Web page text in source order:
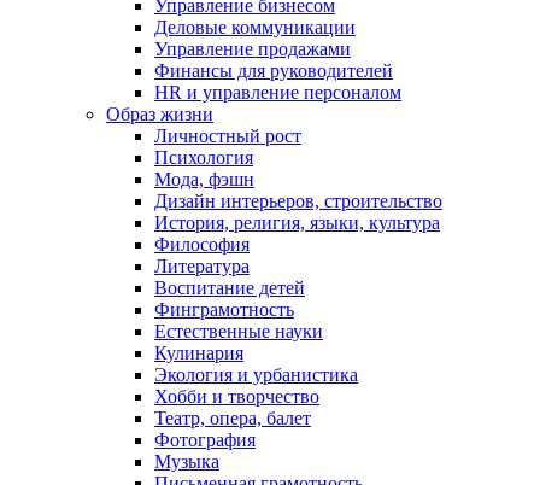
Управление бизнесом
Деловые коммуникации
Управление продажами
Финансы для руководителей
HR и управление персоналом
Образ жизни
Личностный рост
Психология
Мода, фэшн
Дизайн интерьеров, строительство
История, религия, языки, культура
Философия
Литература
Воспитание детей
Финграмотность
Естественные науки
Кулинария
Экология и урбанистика
Хобби и творчество
Театр, опера, балет
Фотография
Музыка